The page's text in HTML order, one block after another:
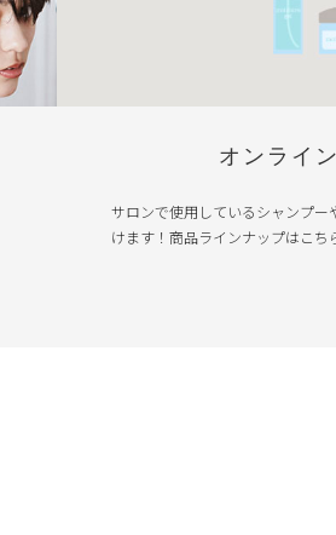
オンライ
サロンで使用しているシャンプ
けます！商品ラインナップはこち